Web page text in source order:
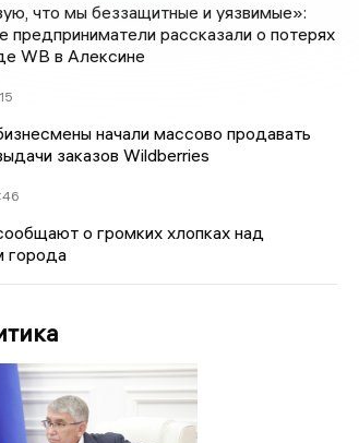
что мы беззащитные и уязвимые»:
предприниматели рассказали о потерях
WB в Алексине
начали массово продавать
заказов Wildberries
о громких хлопках над
города